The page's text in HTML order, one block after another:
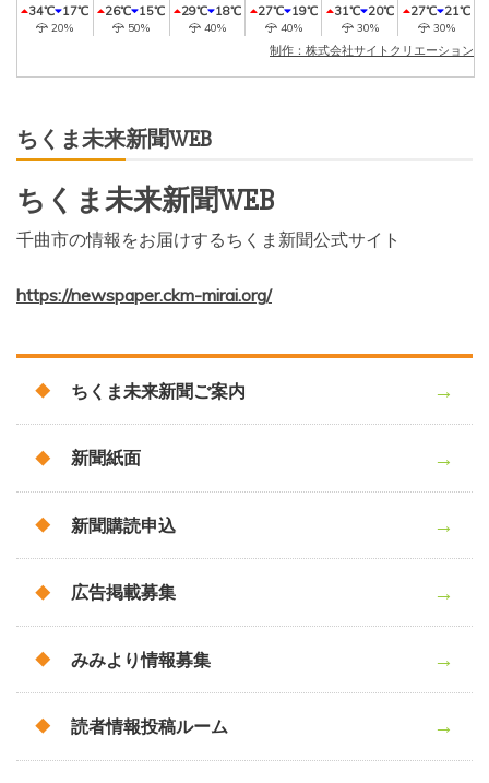
34℃ 17℃
20%
26℃ 15℃
50%
29℃ 18℃
40%
27℃ 19℃
40%
31℃ 20℃
30%
27℃ 21℃
30%
制作：株式会社サイトクリエーション
ちくま未来新聞WEB
ちくま未来新聞WEB
千曲市の情報をお届けするちくま新聞公式サイト
https://newspaper.ckm-mirai.org/
ちくま未来新聞ご案内
新聞紙面
新聞購読申込
広告掲載募集
みみより情報募集
読者情報投稿ルーム